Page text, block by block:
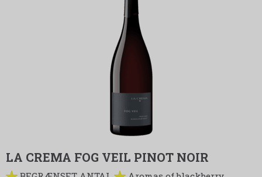
LA CREMA FOG VEIL PINOT NOIR